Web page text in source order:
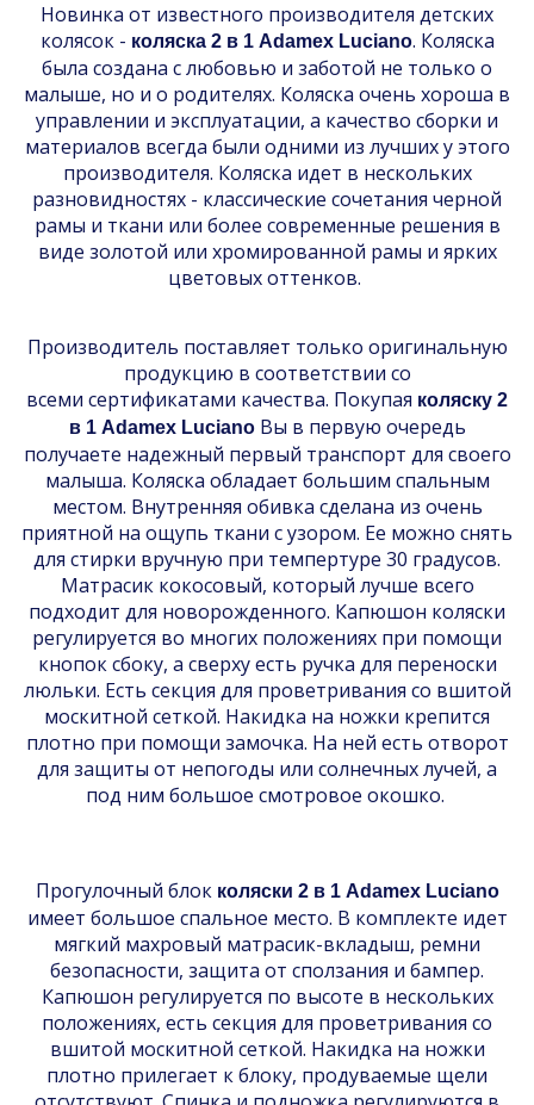
Новинка от известного производителя детских
колясок - коляска 2 в 1 Adamex Luciano. Коляска
была создана с любовью и заботой не только о
малыше, но и о родителях. Коляска очень хороша в
управлении и эксплуатации, а качество сборки и
материалов всегда были одними из лучших у этого
производителя. Коляска идет в нескольких
разновидностях - классические сочетания черной
рамы и ткани или более современные решения в
виде золотой или хромированной рамы и ярких
цветовых оттенков.
Производитель поставляет только оригинальную
продукцию в соответствии со
всеми сертификатами качества. Покупая коляску 2
в 1 Adamex LucianoВы в первую очередь
получаете надежный первый транспорт для своего
малыша. Коляска обладает большим спальным
местом. Внутренняя обивка сделана из очень
приятной на ощупь ткани с узором. Ее можно снять
для стирки вручную при темпертуре 30 градусов.
Матрасик кокосовый, который лучше всего
подходит для новорожденного. Капюшон коляски
регулируется во многих положениях при помощи
кнопок сбоку, а сверху есть ручка для переноски
люльки. Есть секция для проветривания со вшитой
москитной сеткой. Накидка на ножки крепится
плотно при помощи замочка. На ней есть отворот
для защиты от непогоды или солнечных лучей, а
под ним большое смотровое окошко.
Прогулочный блок коляски 2 в 1 Adamex Luciano
имеет большое спальное место. В комплекте идет
мягкий махровый матрасик-вкладыш, ремни
безопасности, защита от сползания и бампер.
Капюшон регулируется по высоте в нескольких
положениях, есть секция для проветривания со
вшитой москитной сеткой. Накидка на ножки
плотно прилегает к блоку, продуваемые щели